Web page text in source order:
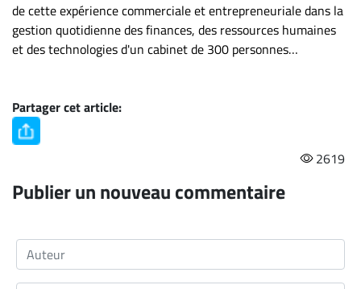
de cette expérience commerciale et entrepreneuriale dans la
gestion quotidienne des finances, des ressources humaines
et des technologies d'un cabinet de 300 personnes…
Partager cet article:
2619
Publier un nouveau commentaire